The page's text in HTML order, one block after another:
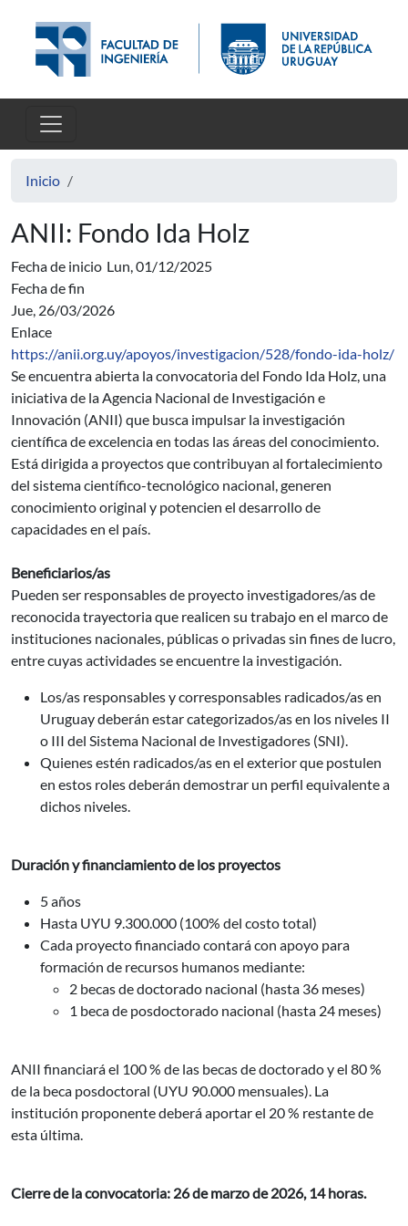
Inicio
ANII: Fondo Ida Holz
Fecha de inicio Lun, 01/12/2025
Fecha de fin
Jue, 26/03/2026
Enlace
https://anii.org.uy/apoyos/investigacion/528/fondo-ida-holz/
Se encuentra abierta la convocatoria del Fondo Ida Holz, una
iniciativa de la Agencia Nacional de Investigación e
Innovación (ANII) que busca impulsar la investigación
científica de excelencia en todas las áreas del conocimiento.
Está dirigida a proyectos que contribuyan al fortalecimiento
del sistema científico-tecnológico nacional, generen
conocimiento original y potencien el desarrollo de
capacidades en el país.
Beneficiarios/as
Pueden ser responsables de proyecto investigadores/as de
reconocida trayectoria que realicen su trabajo en el marco de
instituciones nacionales, públicas o privadas sin fines de lucro,
entre cuyas actividades se encuentre la investigación.
Los/as responsables y corresponsables radicados/as en
Uruguay deberán estar categorizados/as en los niveles II
o III del Sistema Nacional de Investigadores (SNI).
Quienes estén radicados/as en el exterior que postulen
en estos roles deberán demostrar un perfil equivalente a
dichos niveles.
Duración y financiamiento de los proyectos
5 años
Hasta UYU 9.300.000 (100% del costo total)
Cada proyecto financiado contará con apoyo para
formación de recursos humanos mediante:
2 becas de doctorado nacional (hasta 36 meses)
1 beca de posdoctorado nacional (hasta 24 meses)
ANII financiará el 100 % de las becas de doctorado y el 80 %
de la beca posdoctoral (UYU 90.000 mensuales). La
institución proponente deberá aportar el 20 % restante de
esta última.
Cierre de la convocatoria: 26 de marzo de 2026, 14 horas.